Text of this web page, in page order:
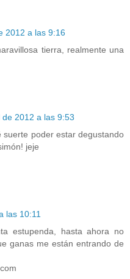
2012 a las 9:16
tierra, realmente una
2012 a las 9:53
poder estar degustando
jeje
las 10:11
estupenda, hasta ahora no
ganas me están entrando de